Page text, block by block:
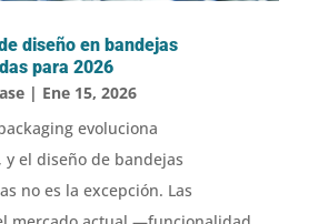
diseño en bandejas
para 2026
| Ene 15, 2026
evoluciona
el diseño de bandejas
no es la excepción. Las